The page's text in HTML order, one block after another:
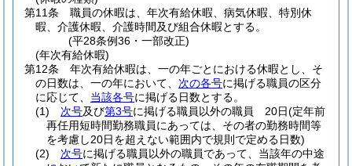
第11条
職員の休暇は、年次有給休暇、病気休暇、特別休
暇、介護休暇、介護時間及び組合休暇とする。
(平28条例36・一部改正)
(年次有給休暇)
第12条
年次有給休暇は、一の年ごとにおける休暇とし、そ
の日数は、一の年において、 次の各号に掲げる職員の区分
に応じて、 当該各号に掲げる日数とする。
(1)
次号及び第3号に掲げる職員以外の職員 20日(定年前
再任用短時間勤務職員にあっては、その者の勤務時間等
を考慮し20日を超えない範囲内で規則で定める日数)
(2)
次号に掲げる職員以外の職員であって、当該年の中途